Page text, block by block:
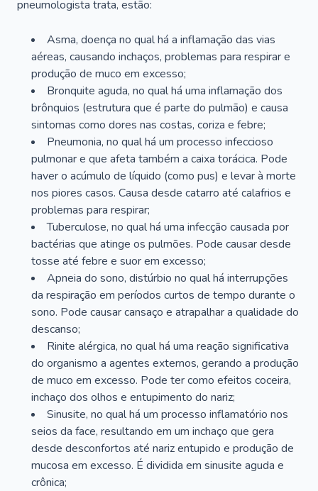
pneumologista trata, estão:
Asma, doença no qual há a inflamação das vias
aéreas, causando inchaços, problemas para respirar e
produção de muco em excesso;
Bronquite aguda, no qual há uma inflamação dos
brônquios (estrutura que é parte do pulmão) e causa
sintomas como dores nas costas, coriza e febre;
Pneumonia, no qual há um processo infeccioso
pulmonar e que afeta também a caixa torácica. Pode
haver o acúmulo de líquido (como pus) e levar à morte
nos piores casos. Causa desde catarro até calafrios e
problemas para respirar;
Tuberculose, no qual há uma infecção causada por
bactérias que atinge os pulmões. Pode causar desde
tosse até febre e suor em excesso;
Apneia do sono, distúrbio no qual há interrupções
da respiração em períodos curtos de tempo durante o
sono. Pode causar cansaço e atrapalhar a qualidade do
descanso;
Rinite alérgica, no qual há uma reação significativa
do organismo a agentes externos, gerando a produção
de muco em excesso. Pode ter como efeitos coceira,
inchaço dos olhos e entupimento do nariz;
Sinusite, no qual há um processo inflamatório nos
seios da face, resultando em um inchaço que gera
desde desconfortos até nariz entupido e produção de
mucosa em excesso. É dividida em sinusite aguda e
crônica;